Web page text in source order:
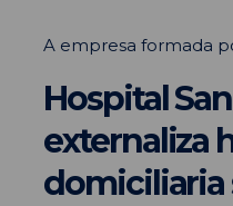
A empresa formada
Hospital
externaliza
domiciliaria